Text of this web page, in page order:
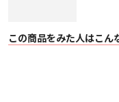
この商品をみた人はこん